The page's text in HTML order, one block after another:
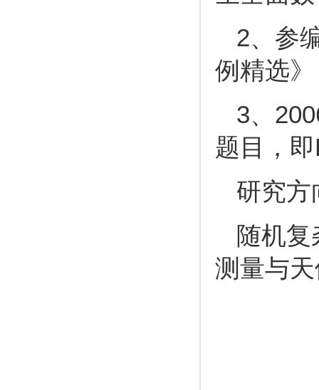
2、 参
例精选
3、
题目，
研究方
随机复
测量与